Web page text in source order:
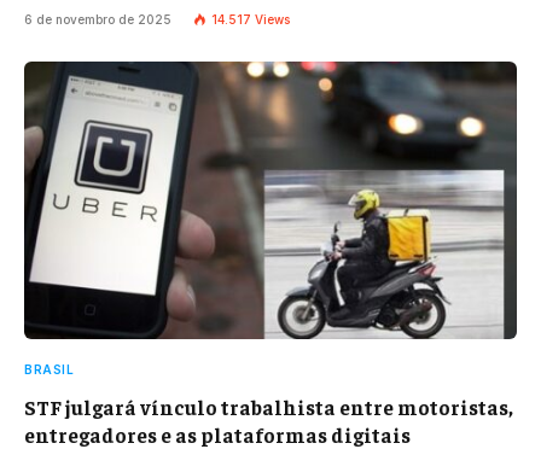
6 de novembro de 2025 14.517 Views
BRASIL
STF julgará vínculo trabalhista entre motoristas,
entregadores e as plataformas digitais